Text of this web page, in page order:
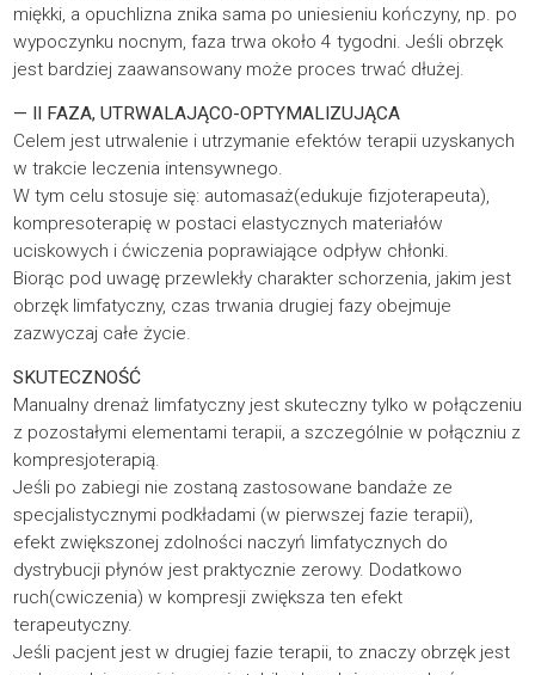
miękki, a opuchlizna znika sama po uniesieniu kończyny, np. po
wypoczynku nocnym, faza trwa około 4 tygodni. Jeśli obrzęk
jest bardziej zaawansowany może proces trwać dłużej.
— II FAZA, UTRWALAJĄCO-OPTYMALIZUJĄCA
Celem jest utrwalenie i utrzymanie efektów terapii uzyskanych
w trakcie leczenia intensywnego.
W tym celu stosuje się: automasaż(edukuje fizjoterapeuta),
kompresoterapię w postaci elastycznych materiałów
uciskowych i ćwiczenia poprawiające odpływ chłonki.
Biorąc pod uwagę przewlekły charakter schorzenia, jakim jest
obrzęk limfatyczny, czas trwania drugiej fazy obejmuje
zazwyczaj całe życie.
SKUTECZNOŚĆ
Manualny drenaż limfatyczny jest skuteczny tylko w połączeniu
z pozostałymi elementami terapii, a szczególnie w połączniu z
kompresjoterapią.
Jeśli po zabiegi nie zostaną zastosowane bandaże ze
specjalistycznymi podkładami (w pierwszej fazie terapii),
efekt zwiększonej zdolności naczyń limfatycznych do
dystrybucji płynów jest praktycznie zerowy. Dodatkowo
ruch(cwiczenia) w kompresji zwiększa ten efekt
terapeutyczny.
Jeśli pacjent jest w drugiej fazie terapii, to znaczy obrzęk jest